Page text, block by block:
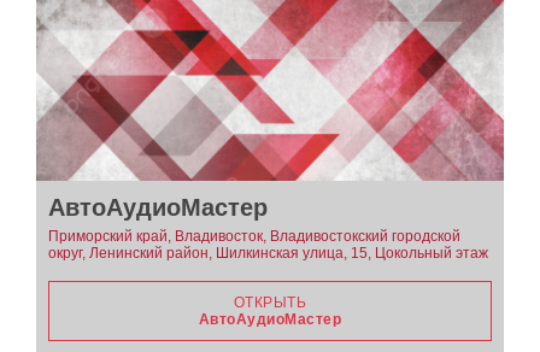
АвтоАудиоМастер
Приморский край, Владивосток, Владивостокский городской
округ, Ленинский район, Шилкинская улица, 15, Цокольный этаж
ОТКРЫТЬ
АвтоАудиоМастер